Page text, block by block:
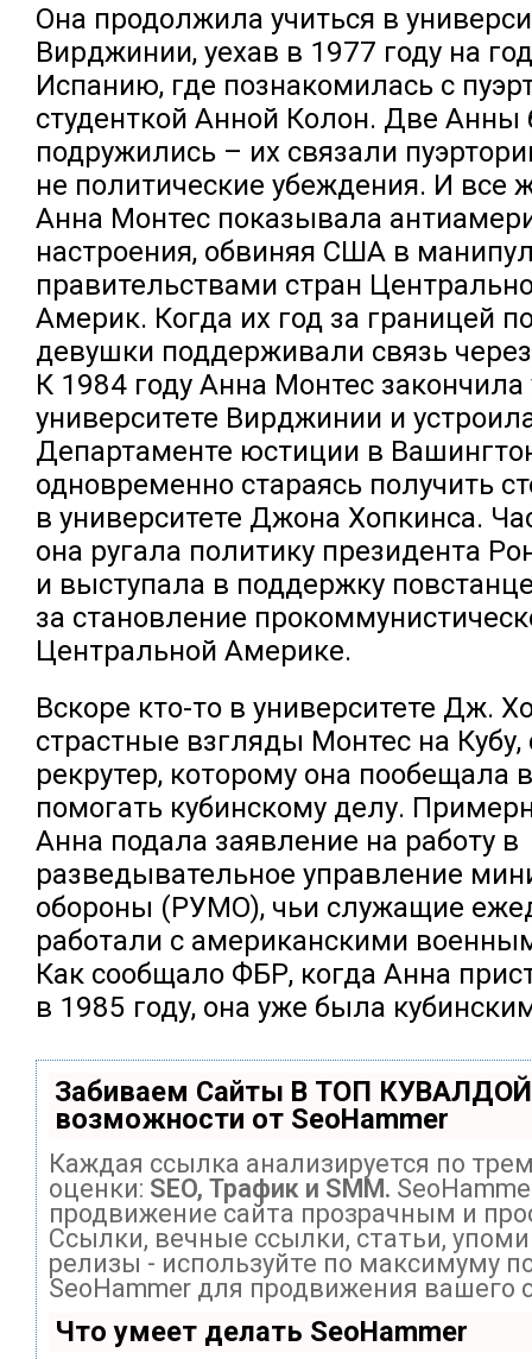
Она продолжила учиться в
Вирджинии, уехав в 1977 году на
Испанию, где познакомилась с
студенткой Анной Колон. Две Анны
подружились – их связали
не политические убеждения. И все
Анна Монтес показывала
настроения, обвиняя США в
правительствами стран
Америк. Когда их год за границей
девушки поддерживали связь
К 1984 году Анна Монтес закончила
университете Вирджинии и
Департаменте юстиции в
одновременно стараясь получить
в университете Джона Хопкинса.
она ругала политику президента
и выступала в поддержку
за становление
Центральной Америке.
Вскоре кто-то в университете Дж.
страстные взгляды Монтес на Кубу,
рекрутер, которому она пообещала
помогать кубинскому делу.
Анна подала заявление на работу в
разведывательное управление
обороны (РУМО), чьи служащие
работали с американскими
Как сообщало ФБР, когда Анна
в 1985 году, она уже была
Забиваем Сайты В ТОП
возможности от SeoHammer
Каждая ссылка анализируется по
оценки: SEO, Трафик и SMM.
продвижение сайта прозрачным и
Ссылки, вечные ссылки, статьи,
релизы - используйте по максимуму
SeoHammer для продвижения вашего
Что умеет делать SeoHammer